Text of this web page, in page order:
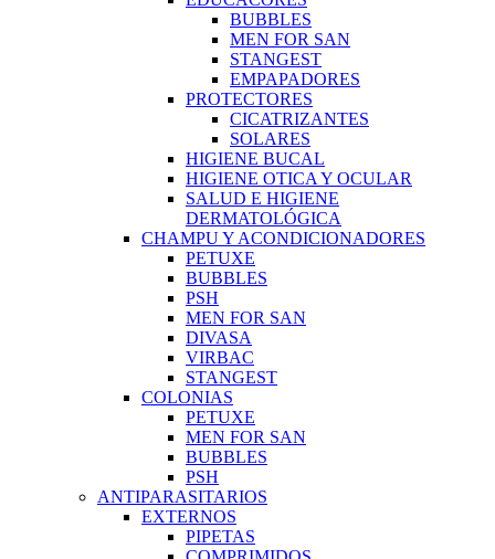
BUBBLES
MEN FOR SAN
STANGEST
EMPAPADORES
PROTECTORES
CICATRIZANTES
SOLARES
HIGIENE BUCAL
HIGIENE OTICA Y OCULAR
SALUD E HIGIENE
DERMATOLÓGICA
CHAMPU Y ACONDICIONADORES
PETUXE
BUBBLES
PSH
MEN FOR SAN
DIVASA
VIRBAC
STANGEST
COLONIAS
PETUXE
MEN FOR SAN
BUBBLES
PSH
ANTIPARASITARIOS
EXTERNOS
PIPETAS